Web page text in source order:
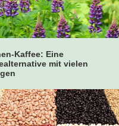
Kaffee: Eine
mit vielen